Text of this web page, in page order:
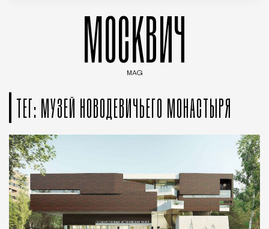
МОСКВИЧ
MAG
ТЕГ: МУЗЕЙ НОВОДЕВИЧЬЕГО МОНАСТЫРЯ